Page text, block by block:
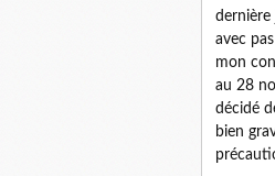
avec
mon
au 28
décidé
bien